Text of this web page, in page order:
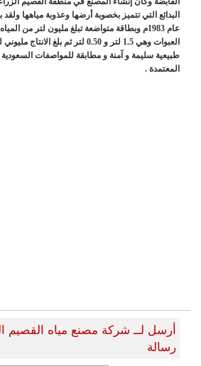
البدائع التي تتميز بخصوبة أرضها وعذوبة مياهها ولقد
عام 1983م وبطاقة متواضعة تبلغ مليون لتر من
العبوات وهي 1.5 لتر و 0.50 لتر ثم بلغ
طبيعية سليمة و آمنة و مطابقة للمواصفات السعودية
المعتمدة .
أرسل لــ شركة مصنع مياه القصيم
رسالة